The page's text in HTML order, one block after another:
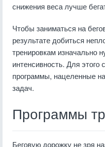
снижения веса лучше
Чтобы заниматься на
результате добиться
тренировкам изначально
интенсивность. Для
программы, нацеленные
задач.
Программы
Беговую дорожку не зря